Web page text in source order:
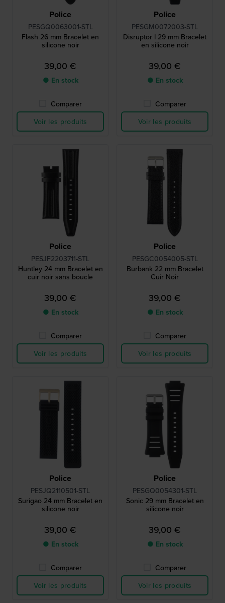
Police
PESGQ0063001-STL
Flash 26 mm Bracelet en
silicone noir
39,00 €
● En stock
Comparer
Voir les produits
Police
PESGM0072003-STL
Disruptor I 29 mm Bracelet
en silicone noir
39,00 €
● En stock
Comparer
Voir les produits
Police
PESJF2203711-STL
Huntley 24 mm Bracelet en
cuir noir sans boucle
39,00 €
● En stock
Comparer
Voir les produits
Police
PESGC0054005-STL
Burbank 22 mm Bracelet
Cuir Noir
39,00 €
● En stock
Comparer
Voir les produits
Police
PESJQ2110501-STL
Surigao 24 mm Bracelet en
silicone noir
39,00 €
● En stock
Comparer
Voir les produits
Police
PESGQ0054301-STL
Sonic 29 mm Bracelet en
silicone noir
39,00 €
● En stock
Comparer
Voir les produits